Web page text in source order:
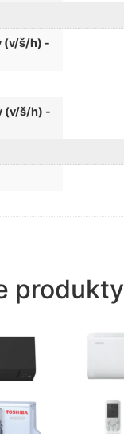
(v/š/h) -
(v/š/h) -
produkty